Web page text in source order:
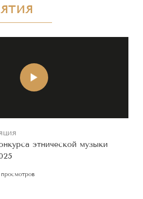
этнической музыки
просмотров